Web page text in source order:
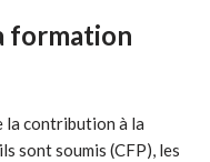
formation
la contribution à la
sont soumis (CFP), les